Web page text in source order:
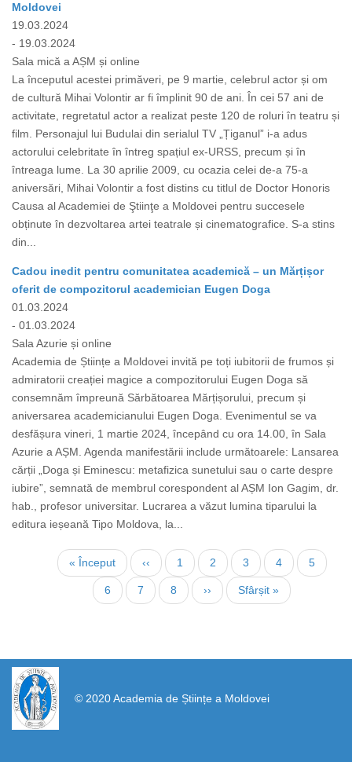
Moldovei
19.03.2024
- 19.03.2024
Sala mică a AȘM și online
La începutul acestei primăveri, pe 9 martie, celebrul actor și om
de cultură Mihai Volontir ar fi împlinit 90 de ani. În cei 57 ani de
activitate, regretatul actor a realizat peste 120 de roluri în teatru și
film. Personajul lui Budulai din serialul TV „Țiganul” i-a adus
actorului celebritate în întreg spațiul ex-URSS, precum și în
întreaga lume. La 30 aprilie 2009, cu ocazia celei de-a 75-a
aniversări, Mihai Volontir a fost distins cu titlul de Doctor Honoris
Causa al Academiei de Ştiinţe a Moldovei pentru succesele
obținute în dezvoltarea artei teatrale și cinematografice. S-a stins
din...
Cadou inedit pentru comunitatea academică – un Mărțișor
oferit de compozitorul academician Eugen Doga
01.03.2024
- 01.03.2024
Sala Azurie și online
Academia de Științe a Moldovei invită pe toți iubitorii de frumos și
admiratorii creației magice a compozitorului Eugen Doga să
consemnăm împreună Sărbătoarea Mărțișorului, precum și
aniversarea academicianului Eugen Doga. Evenimentul se va
desfășura vineri, 1 martie 2024, începând cu ora 14.00, în Sala
Azurie a AȘM. Agenda manifestării include următoarele: Lansarea
cărții „Doga și Eminescu: metafizica sunetului sau o carte despre
iubire”, semnată de membrul corespondent al AȘM Ion Gagim, dr.
hab., profesor universitar. Lucrarea a văzut lumina tiparului la
editura ieșeană Tipo Moldova, la...
Prima
pagină
« Început
Pagina
anterioară
‹‹ Page
1
Pagina
curentă
2 Page
3 Page
4 Page
5
Page
6 Page
7 Page
8
Pagina
următoare
››
Ultima
pagină
Sfârșit »
© 2020 Academia de Științe a Moldovei
https://propletenie.ru/